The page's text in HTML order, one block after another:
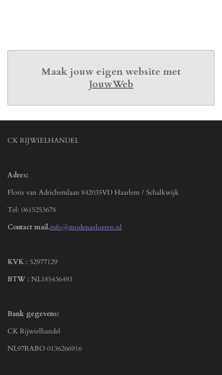
Maak jouw eigen website met
JouwWeb
CK RIJWIELHANDEL
Adres:
Floris van Adrichemlaan 842035VD Haarlem / Schalkwijk
Tel: 0615253678
Contact mail.info@modenavloeren.nl
KVK : 52977129
BTW : NL185436493
Bank gegevens:
CK Rijwielhandel
NL97RABO 0136266916